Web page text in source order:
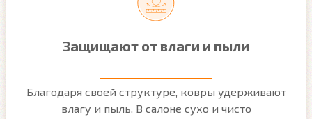
Защищают от влаги и пыли
Благодаря своей структуре, ковры удерживают
влагу и пыль. В салоне сухо и чисто